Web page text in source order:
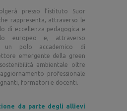
presso l’istituto Suor
rappresenta, attraverso le
di eccellenza pedagogica e
europeo e, attraverso
un polo accademico di
emergente della green
ambientale oltre
professionale
formatori e docenti.
da parte degli allievi